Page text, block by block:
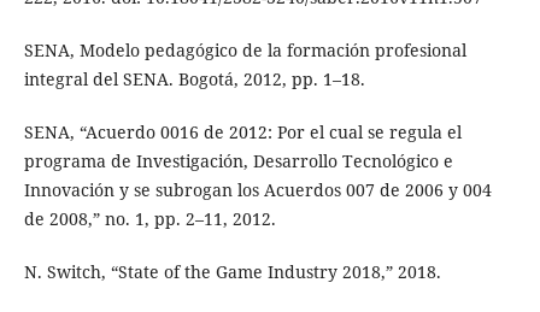
SENA, Modelo pedagógico de la formación profesional
integral del SENA. Bogotá, 2012, pp. 1–18.
SENA, “Acuerdo 0016 de 2012: Por el cual se regula el
programa de Investigación, Desarrollo Tecnológico e
Innovación y se subrogan los Acuerdos 007 de 2006 y 004
de 2008,” no. 1, pp. 2–11, 2012.
N. Switch, “State of the Game Industry 2018,” 2018.